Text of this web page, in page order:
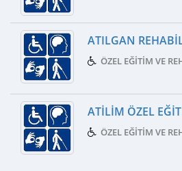
ATILGAN
ÖZEL EĞITIM VE
ATILIM ÖZEL
ÖZEL EĞITIM VE